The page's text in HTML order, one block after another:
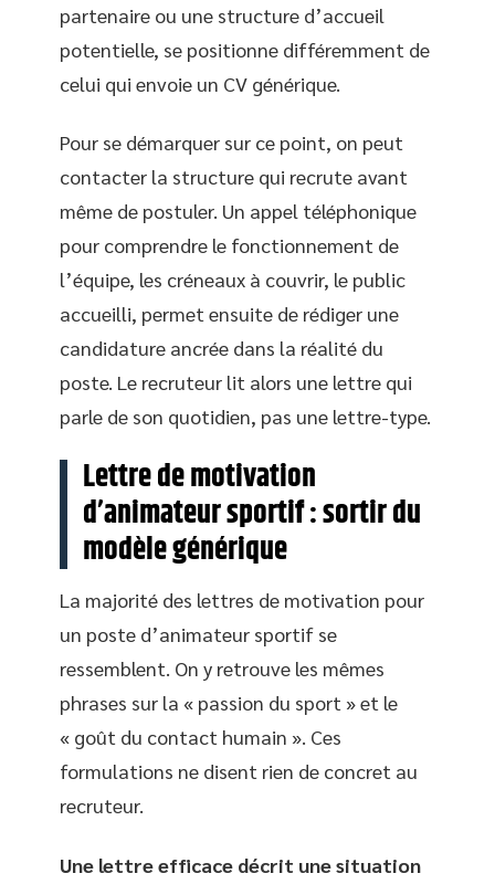
partenaire ou une structure d’accueil
potentielle, se positionne différemment de
celui qui envoie un CV générique.
Pour se démarquer sur ce point, on peut
contacter la structure qui recrute avant
même de postuler. Un appel téléphonique
pour comprendre le fonctionnement de
l’équipe, les créneaux à couvrir, le public
accueilli, permet ensuite de rédiger une
candidature ancrée dans la réalité du
poste. Le recruteur lit alors une lettre qui
parle de son quotidien, pas une lettre-type.
Lettre de motivation
d’animateur sportif : sortir du
modèle générique
La majorité des lettres de motivation pour
un poste d’animateur sportif se
ressemblent. On y retrouve les mêmes
phrases sur la « passion du sport » et le
« goût du contact humain ». Ces
formulations ne disent rien de concret au
recruteur.
Une lettre efficace décrit une situation